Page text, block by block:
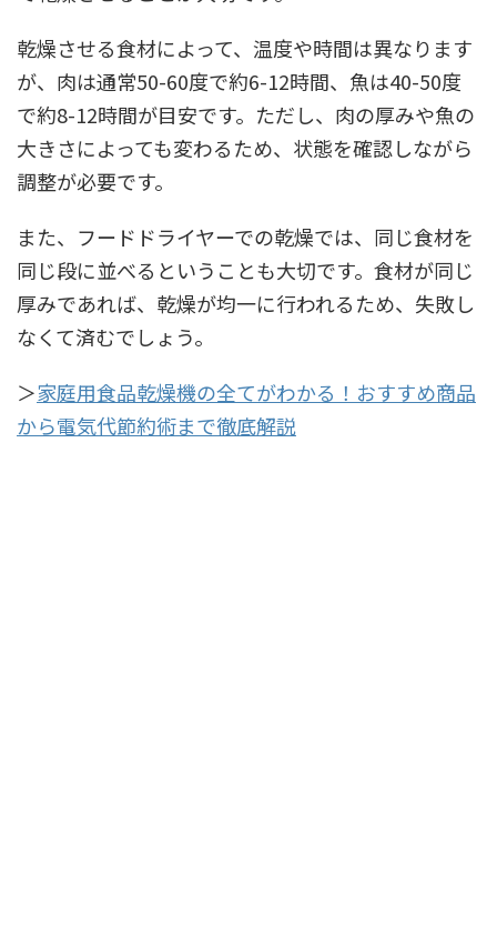
乾燥させる食材によって、温度や時間は異なります
が、肉は通常50-60度で約6-12時間、魚は40-50度
で約8-12時間が目安です。ただし、肉の厚みや魚の
大きさによっても変わるため、状態を確認しながら
調整が必要です。
また、フードドライヤーでの乾燥では、同じ食材を
同じ段に並べるということも大切です。食材が同じ
厚みであれば、乾燥が均一に行われるため、失敗し
なくて済むでしょう。
＞家庭用食品乾燥機の全てがわかる！おすすめ商品
から電気代節約術まで徹底解説